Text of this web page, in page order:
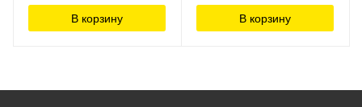
В корзину В корзину